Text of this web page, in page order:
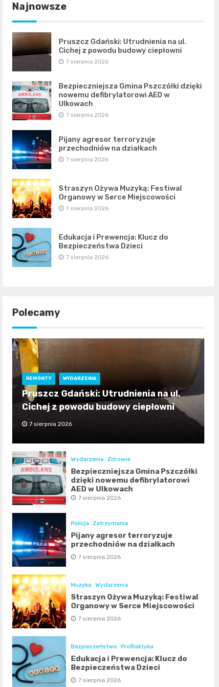
Najnowsze
Pruszcz Gdański: Utrudnienia na ul.
Cichej z powodu budowy ciepłowni
7 sierpnia 2026
Bezpieczniejsza Gmina Pszczółki dzięki
nowemu defibrylatorowi AED w
Ulkowach
7 sierpnia 2026
Pijany agresor terroryzuje
przechodniów na działkach
7 sierpnia 2026
Straszyn Ożywa Muzyką: Festiwal
Organowy w Serce Miejscowości
7 sierpnia 2026
Edukacja i Prewencja: Klucz do
Bezpieczeństwa Dzieci
7 sierpnia 2026
Polecamy
REMONTY WYDARZENIA
Pruszcz Gdański: Utrudnienia na ul.
Cichej z powodu budowy ciepłowni
7 sierpnia 2026
Wydarzenia Zdrowie
Bezpieczniejsza Gmina Pszczółki
dzięki nowemu defibrylatorowi
AED w Ulkowach
7 sierpnia 2026
Policja Zatrzymania
Pijany agresor terroryzuje
przechodniów na działkach
7 sierpnia 2026
Muzyka Wydarzenia
Straszyn Ożywa Muzyką: Festiwal
Organowy w Serce Miejscowości
7 sierpnia 2026
Bezpieczeństwo Profilaktyka
Edukacja i Prewencja: Klucz do
Bezpieczeństwa Dzieci
7 sierpnia 2026